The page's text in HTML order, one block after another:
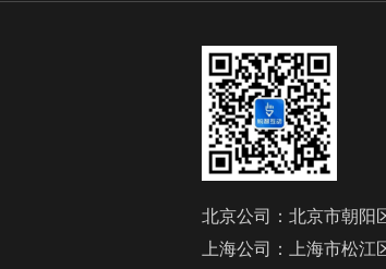
欢
北京公司：北京市朝阳
上海公司：上海市松江